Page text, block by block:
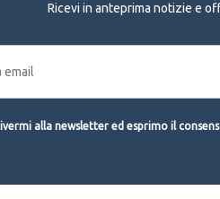
Ricevi in anteprima notizie e
alla newsletter ed esprimo il